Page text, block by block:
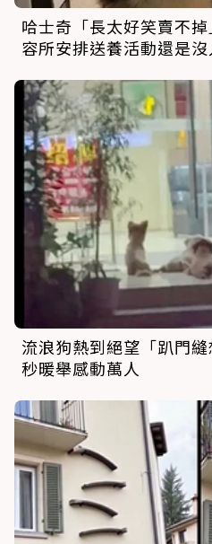
哈士奇「長太好笑賣不
容所安排送養活動還是沒
流浪狗熱到絕望「趴門
秒暖舉感動萬人